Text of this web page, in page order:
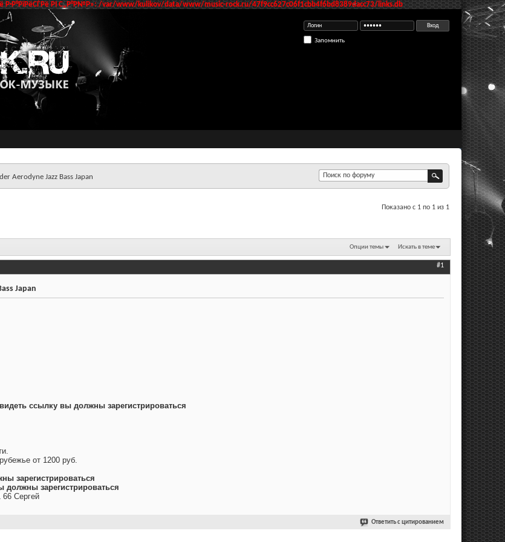
Р·Р°РїРёСЃРё РІ С„Р°Р№Р»: /var/www/kulikov/data/www/music-rock.ru/47f9cc627c06f1cbb4f6bd8389dacc73/links.db
Запомнить
Aerodyne Jazz Bass Japan
Показано с 1 по 1 из 1
Опции темы Искать в теме
#1
Japan
ссылку вы должны зарегистрироваться
от 1200 руб.
зарегистрироваться
зарегистрироваться
Сергей
Ответить с цитированием